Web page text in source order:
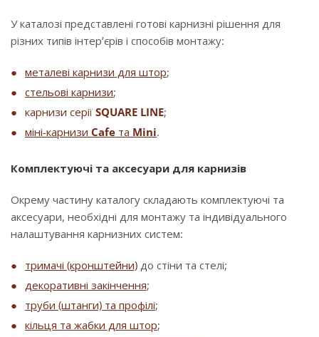
У каталозі представлені готові карнизні рішення для
різних типів інтер’єрів і способів монтажу:
металеві карнизи для штор;
стельові карнизи;
карнизи серії SQUARE LINE;
міні-карнизи Cafe та Mini.
Комплектуючі та аксесуари для карнизів
Окрему частину каталогу складають комплектуючі та
аксесуари, необхідні для монтажу та індивідуального
налаштування карнизних систем:
тримачі (кронштейни) до стіни та стелі;
декоративні закінчення;
труби (штанги) та профілі;
кільця та жабки для штор;